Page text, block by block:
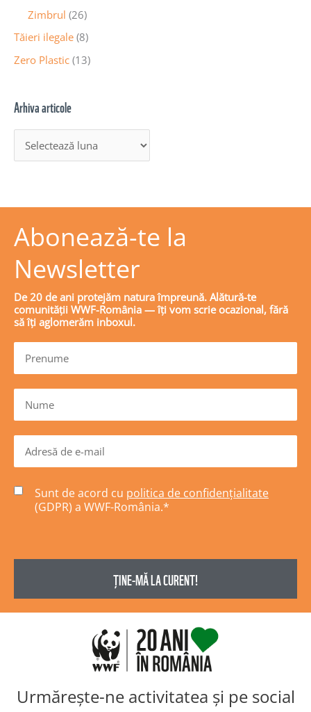
Zimbrul (26)
Tăieri ilegale (8)
Zero Plastic (13)
Arhiva articole
Abonează-te la
Newsletter
De 20 de ani protejăm natura împreună. Alătură-te
comunității WWF-România — îți vom scrie ocazional, fără
să îți aglomerăm inboxul.
Sunt de acord cu politica de confidențialitate
(GDPR) a WWF-România.*
Urmărește-ne activitatea și pe social